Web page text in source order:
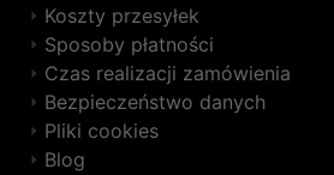
Koszty przesyłek
Sposoby płatności
Czas realizacji zamówienia
Bezpieczeństwo danych
Pliki cookies
Blog